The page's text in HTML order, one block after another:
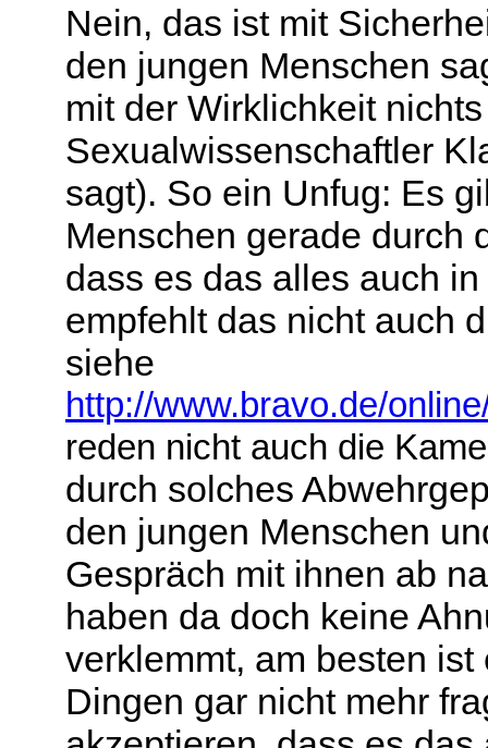
Nein, das ist mit
den jungen Menschen
mit der Wirklichkeit
Sexualwissenschaftler
sagt). So ein Unfug: Es
Menschen gerade durch
dass es das alles auch
empfehlt das nicht auch
siehe
http://www.bravo.de/
reden nicht auch die
durch solches
den jungen Menschen
Gespräch mit ihnen ab
haben da doch keine
verklemmt, am besten
Dingen gar nicht mehr